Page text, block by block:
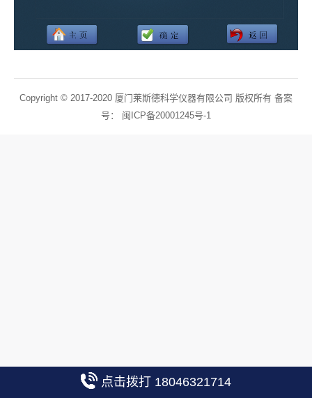
Copyright © 2017-2020 厦门莱斯德科学仪器有限公司 版权所有 备案
号： 闽ICP备20001245号-1
点击拨打 18046321714